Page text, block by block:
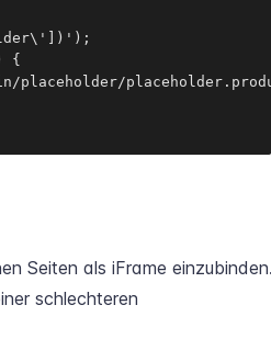
{
placeholder/
Seiten als iFrame einzubinden.
schlechteren